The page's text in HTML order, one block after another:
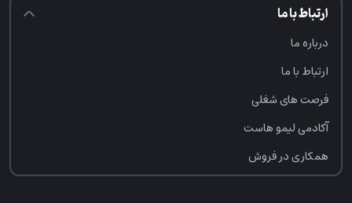
ارتباط با ما
درباره ما
ارتباط با ما
فرصت‌ های شغلی
آکادمی لیمو هاست
همکاری در فروش